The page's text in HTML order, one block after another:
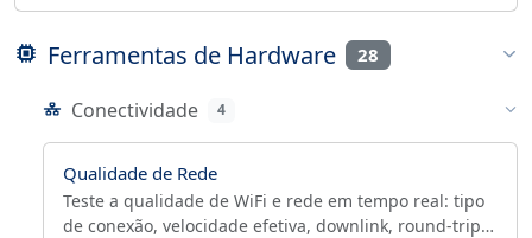
Ferramentas de Hardware 28
Conectividade 4
Qualidade de Rede
Teste a qualidade de WiFi e rede em tempo real: tipo
de conexão, velocidade efetiva, downlink, round-trip